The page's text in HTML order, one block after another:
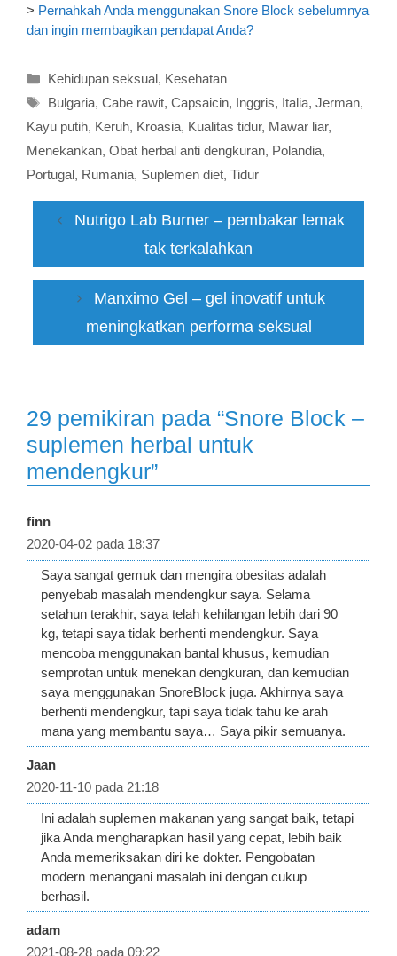
> Pernahkah Anda menggunakan Snore Block sebelumnya
dan ingin membagikan pendapat Anda?
Kategori
Kehidupan seksual, Kesehatan
Tag
Bulgaria, Cabe rawit, Capsaicin, Inggris, Italia, Jerman,
Kayu putih, Keruh, Kroasia, Kualitas tidur, Mawar liar,
Menekankan, Obat herbal anti dengkuran, Polandia,
Portugal, Rumania, Suplemen diet, Tidur
Nutrigo Lab Burner – pembakar lemak
tak terkalahkan
Manximo Gel – gel inovatif untuk
meningkatkan performa seksual
29 pemikiran pada “Snore Block –
suplemen herbal untuk
mendengkur”
finn
2020-04-02 pada 18:37
Saya sangat gemuk dan mengira obesitas adalah
penyebab masalah mendengkur saya. Selama
setahun terakhir, saya telah kehilangan lebih dari 90
kg, tetapi saya tidak berhenti mendengkur. Saya
mencoba menggunakan bantal khusus, kemudian
semprotan untuk menekan dengkuran, dan kemudian
saya menggunakan SnoreBlock juga. Akhirnya saya
berhenti mendengkur, tapi saya tidak tahu ke arah
mana yang membantu saya… Saya pikir semuanya.
Jaan
2020-11-10 pada 21:18
Ini adalah suplemen makanan yang sangat baik, tetapi
jika Anda mengharapkan hasil yang cepat, lebih baik
Anda memeriksakan diri ke dokter. Pengobatan
modern menangani masalah ini dengan cukup
berhasil.
adam
2021-08-28 pada 09:22